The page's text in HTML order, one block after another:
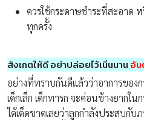
ควรใช้กระดาษชำระที่สะอาด
ทุกครั้ง
สังเกตให้ดี อย่าปล่อยไว้เนิ่นนาน อัน
อย่างที่ทราบกันดีแล้วว่าอาการของ
เด็กเล็ก เด็กทารก จะค่อนข้างยากใ
ได้เด็ดขาดเลยว่าลูกกำลังประสบกับ